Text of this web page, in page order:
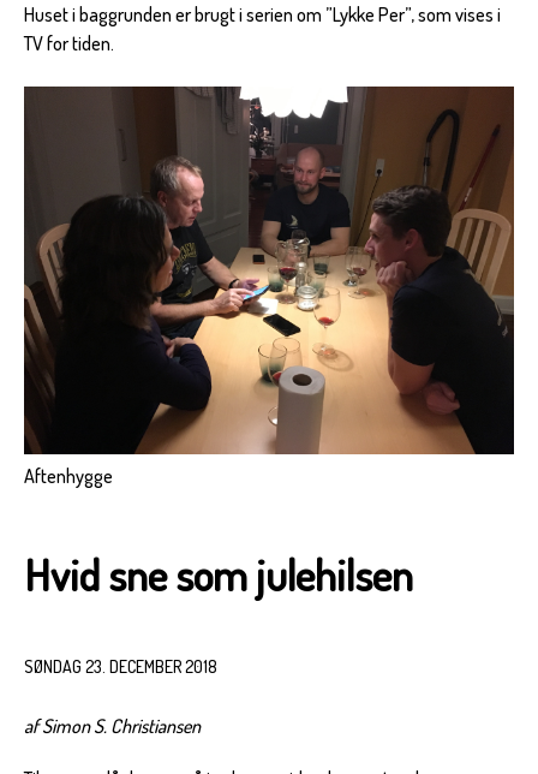
Huset i baggrunden er brugt i serien om ”Lykke Per”, som vises i
TV for tiden.
Aftenhygge
Hvid sne som julehilsen
SØNDAG 23. DECEMBER 2018
af Simon S. Christiansen